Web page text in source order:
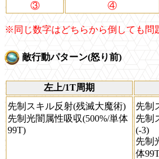
③
④
※同じ数字はどちらから倒しても問
敵行動パターン(怒り前)
左上/1T周期
先制スキル反射(残滅大魔術)
先制光闇属性吸収(500%/単体
99T)
先制
先制
(-3)
先制
体